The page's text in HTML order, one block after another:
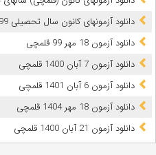
دانلود آزمونهای کانون سال تحصیلی 1399-1400
دانلود آزمون 18 مهر 99 قلمچی
دانلود آزمون 7 آبان 1400 قلمچی
دانلود آزمون 6 آبان 1401 قلمچی
دانلود آزمون 18 مهر 1404 قلمچی
دانلود آزمون 21 آبان 1400 قلمچی